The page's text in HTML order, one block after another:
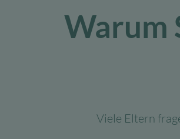
Warum
Viele Eltern